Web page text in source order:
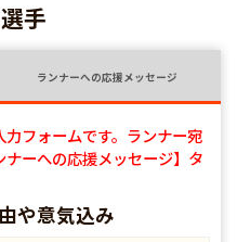
手
ランナーへの応援メッセージ
フォームです。ランナー宛
ーへの応援メッセージ】タ
や意気込み